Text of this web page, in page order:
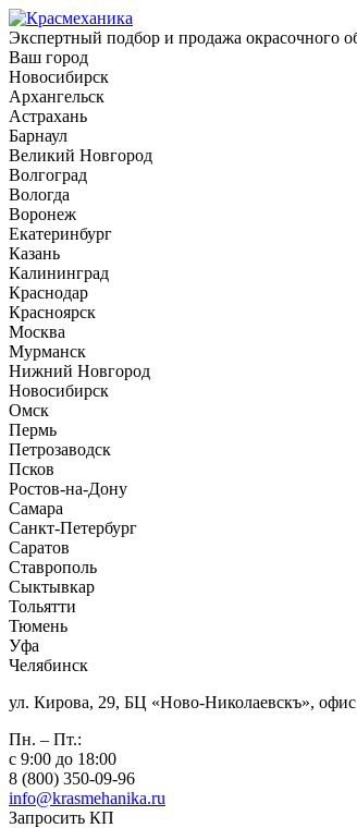
Экспертный подбор и продажа окрасочного
Ваш город
Новосибирск
Архангельск
Астрахань
Барнаул
Великий Новгород
Волгоград
Вологда
Воронеж
Екатеринбург
Казань
Калининград
Краснодар
Красноярск
Москва
Мурманск
Нижний Новгород
Новосибирск
Омск
Пермь
Петрозаводск
Псков
Ростов-на-Дону
Самара
Санкт-Петербург
Саратов
Ставрополь
Сыктывкар
Тольятти
Тюмень
Уфа
Челябинск
ул. Кирова, 29, БЦ «Ново-Николаевскъ»,
Пн. – Пт.:
с 9:00 до 18:00
8 (800) 350-09-96
info@krasmehanika.ru
Запросить КП